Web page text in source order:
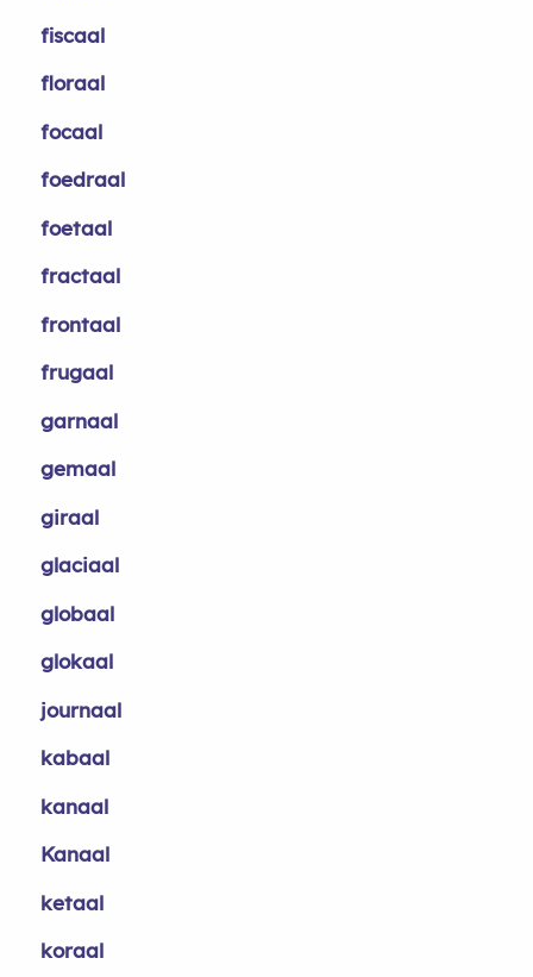
fiscaal
floraal
focaal
foedraal
foetaal
fractaal
frontaal
frugaal
garnaal
gemaal
giraal
glaciaal
globaal
glokaal
journaal
kabaal
kanaal
Kanaal
ketaal
koraal